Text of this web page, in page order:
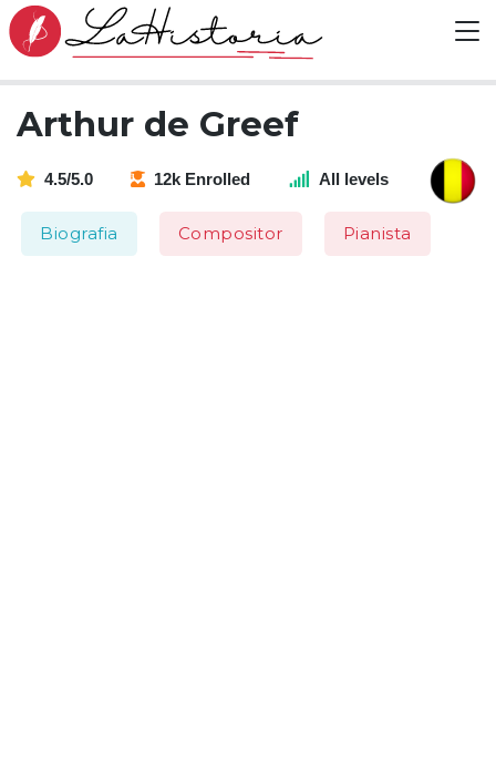
Arthur de Greef
4.5/5.0 12k Enrolled All levels
Biografia Compositor Pianista